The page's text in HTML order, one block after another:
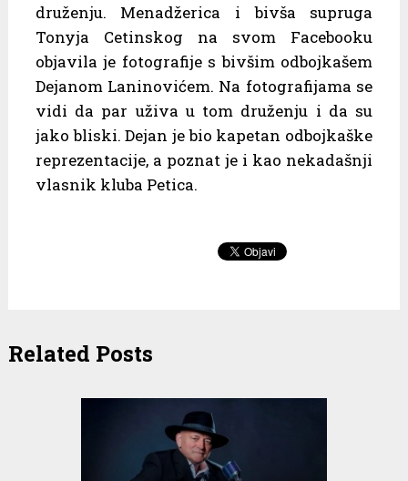
druženju. Menadžerica i bivša supruga
Tonyja Cetinskog na svom Facebooku
objavila je fotografije s bivšim odbojkašem
Dejanom Laninovićem. Na fotografijama se
vidi da par uživa u tom druženju i da su
jako bliski. Dejan je bio kapetan odbojkaške
reprezentacije, a poznat je i kao nekadašnji
vlasnik kluba Petica.
Related Posts